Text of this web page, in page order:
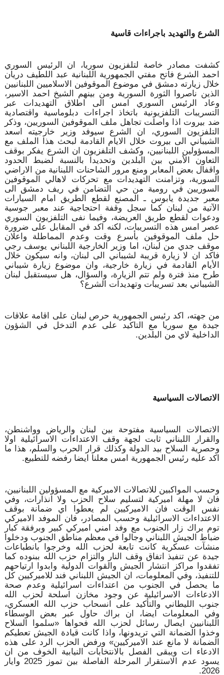
الشرع والتهديد باجراءات قاسية
كشفت مصادر خاصة لتلفزيون سوريا، ان الرئيس السوري
احمد الشرع فاتح مفتي الجمهورية اللبنانية عبد اللطيف دريان
خلال زيارته دمشق في موضوع الموقوفين الاسلاميين اللبنانيين
الذين ناصروا الثورة السورية ومن بينهم الشيخ احمد الاسير،
وعاد الرئيس السوري امس الى اطلاق التهديدات عبر
التسريبات التلفزيونية باتخاذ اجراءات دبلوماسية واقتصادية
ضد بيروت اذا واصلت تجاهل ملف الموقوفين السوريين، وذكر
التلفزيون السوري، ان الشرع سيوفد وزير خارجيته اسعد
الشيباني الى بيروت خلال الايام القادمة لبحث هذا الملف مع
المسؤولين اللبنانيين، وكشف التلفزيون ان الشرع يفكر بوقف
التعاون الأمني بين البلدين وتحديدا بالنسبة لضبط الحدود
واقفال بعض المعابر ومنع مرور الشاحنات اللبنانية من الاراضي
السورية، وتزامنت التهديدات مع تحركات لاهالي الموقوفين
السوريين في رومية من حي التضامن في ريف دمشق الى
معبر جديدة يابوس ـ المصنع لقطع الطريق امام السيارات
الآتية من لبنان كما سجل وقفة احتجاجية عند معبر جوسية
ودعوات لقطع طريق العريضة، وفيما نفى التلفزيون السوري
عصر امس هذه التسريبات، لكنه اكد في المقابل على ضرورة
حل ملف الموقوفين بأسرع وقت وعدم المماطلة واعلان
موقف جدي من لبنان، اما وزير الخارجية اللبناني يوسف رجي
فاكد ان لا زيارة قريبة لشيباني الى لبنان، وانه سيكون خلال
الأيام القادمة في زيارة خارجية، وان موضوع زيارة شيباني
طرح منذ فترة ولم تتم الزيارة، والسؤال، هل سيستقبل لبنان
الشيباني بعد تسريبات وتهديدات الشرع؟
من جهته، اكد رئيس الجمهورية حرص لبنان على اقامة علاقات
جيدة مع سوريا مع التاكيد على عدم التدخل في الشؤون
الداخلية لاي من البلدين.
الاتصالات السياسية
الاتصالات السياسية مفتوحة بين لبنان والرياض وواشنطن،
والقرار اللبناني ثابت لجهة وقف الاعتداءات الاسرائيلية اولا
وحصرية السلاح بيد الدولة وكذلك قرار الحرب والسلم، هذا ما
اكد عليه رئيس الجمهورية امس معلنا ايضا رفضه للتطبيع.
وحسب المواكبين للاتصالات الاميركية مع المسؤولين اللبنانيين،
فان لا مهلة اميركية لتسليم سلاح الحزب ولا انذارات، وفي
نفس الوقت فان الاميركيين لم يعطوا اي ضمانة بوقف
الاعتداءات الاسرائيلية وحسب المصادر، فان الموفد الاميركي
توم براك زار الجنوب مع وفد امني اميركي كبير وبرفقة كبار
ضباط الجيش اللبناني وجالوا في معظم مناطق الجنوب ودخلوا
منشآت عسكرية كانت تابعة لحزب الله وخرجوا بانطباعات
جيدة عن تنفيذ اتفاق وقف النار والتزام حزب الله ببنوده كما
تفقدوا مراكز انتشار الجيش والقوات الدولية وابدوا ارتياحهم
للتنفيذ، وفي المعلومات، ان الجيش اللبناني فند للاميركيين كل
ما يحصل في الجنوب من اعتداءات اسرائيلية وعدم صحة
الادعاءات الاسرائيلية عن وجود مخازن اسلحة لحزب الله
جنوب الليطاني والتأكيد على انسحاب حزب الله العسكري،
وفي المعلومات ايضا، ان براك حاول عبر بعض الوسطاء
اللبنانيين ايصال رسائل لحزب الله فحواها «سلموا السلاح
وخذوا الضمانة التي تريدونها، واذا كانت قيادة الجيش تعطيكم
الضمانة لا مانع عند الاميركيين» ورفض الحزب الرد على هذه
الادعاء ات ويبقى الفصل بالانتخابات النيابية الخوف من ان
يسود عدم الاستقرار المرحلة الفاصلة بين تموز 2025 وايار
2026.